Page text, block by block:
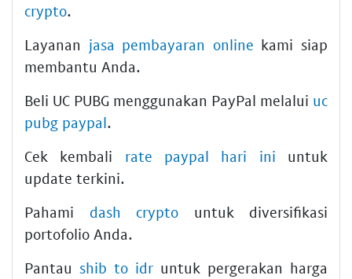
crypto.
Layanan jasa pembayaran online kami siap
membantu Anda.
Beli UC PUBG menggunakan PayPal melalui uc
pubg paypal.
Cek kembali rate paypal hari ini untuk
update terkini.
Pahami dash crypto untuk diversifikasi
portofolio Anda.
Pantau shib to idr untuk pergerakan harga